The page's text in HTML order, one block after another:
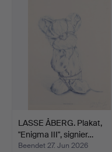
LASSE ÅBERG. Plakat,
"Enigma III", signier…
Beendet 27. Jun 2026